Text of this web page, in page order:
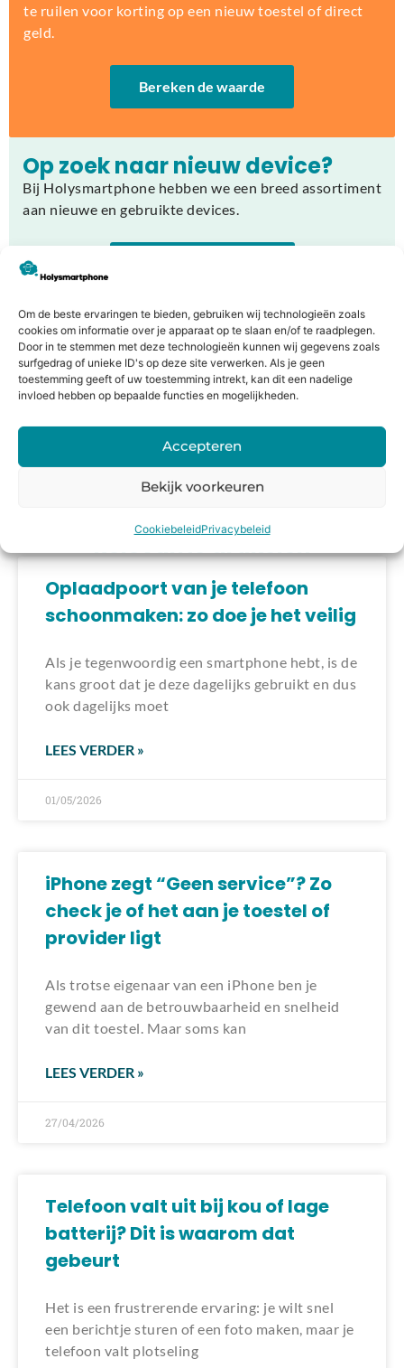
Om de beste ervaringen te bieden, gebruiken wij technologieën zoals
cookies om informatie over je apparaat op te slaan en/of te raadplegen.
Door in te stemmen met deze technologieën kunnen wij gegevens zoals
surfgedrag of unieke ID's op deze site verwerken. Als je geen
toestemming geeft of uw toestemming intrekt, kan dit een nadelige
invloed hebben op bepaalde functies en mogelijkheden.
Accepteren
Bekijk voorkeuren
CookiebeleidPrivacybeleid
te ruilen voor korting op een nieuw toestel of direct
geld.
Bereken de waarde
Op zoek naar nieuw device?
Bij Holysmartphone hebben we een breed assortiment
aan nieuwe en gebruikte devices.
Welk apparaat kunnen we voor je
repareren?
Relevante artikelen
Oplaadpoort van je telefoon
schoonmaken: zo doe je het veilig
Als je tegenwoordig een smartphone hebt, is de
kans groot dat je deze dagelijks gebruikt en dus
ook dagelijks moet
LEES VERDER »
01/05/2026
iPhone zegt “Geen service”? Zo
check je of het aan je toestel of
provider ligt
Als trotse eigenaar van een iPhone ben je
gewend aan de betrouwbaarheid en snelheid
van dit toestel. Maar soms kan
LEES VERDER »
27/04/2026
Telefoon valt uit bij kou of lage
batterij? Dit is waarom dat
gebeurt
Het is een frustrerende ervaring: je wilt snel
een berichtje sturen of een foto maken, maar je
telefoon valt plotseling